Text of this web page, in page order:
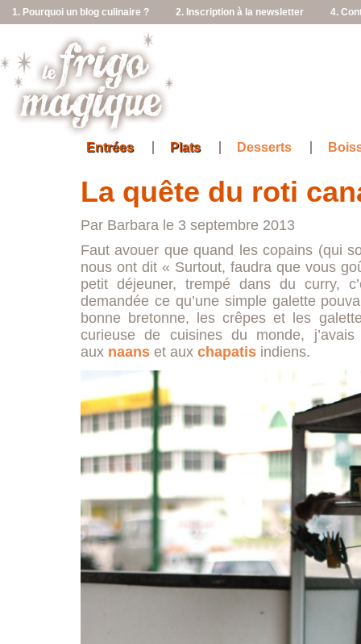
1. Pourquoi un blog culinaire ? 2. Inscription à la newsletter 4.
Entrées Plats Desserts
La quête du roti
Par Barbara le 3 septembre 2013
Faut avouer que quand les copains (qui
nous ont dit « Surtout, faudra que vous
petit déjeuner, trempé dans du curry,
demandée ce qu’une simple galette
bonne bretonne, les crêpes et les
curieuse de cuisines du monde,
aux naans et aux chapatis indiens.